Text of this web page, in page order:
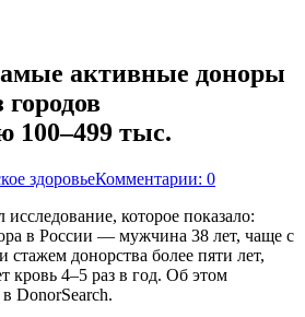
активные доноры
100–499 тыс.
здоровьеКомментарии: 0
исследование, которое показало:
в России — мужчина 38 лет, чаще с
донорства более пяти лет,
кровь 4–5 раз в год. Об этом
в DonorSearch.